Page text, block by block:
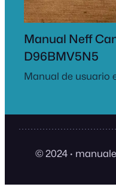
Manual Neff
D96BMV5N5
Manual de usuario
© 2024 ·